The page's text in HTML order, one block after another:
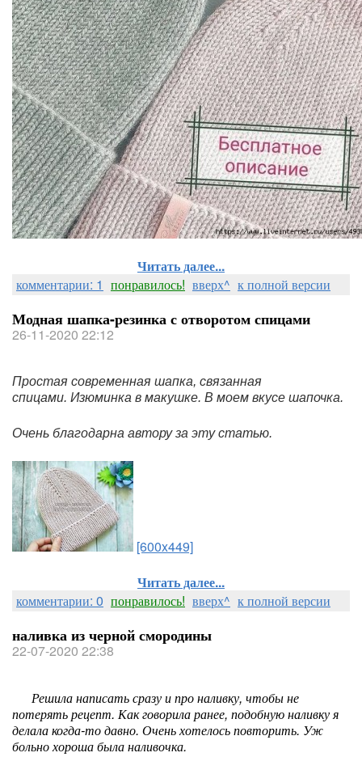
Читать далее...
комментарии: 1 понравилось! вверх^ к полной версии
Модная шапка-резинка с отворотом спицами
26-11-2020 22:12
Простая современная шапка, связанная
спицами. Изюминка в макушке. В моем вкусе шапочка.
Очень благодарна автору за эту статью.
[600x449]
Читать далее...
комментарии: 0 понравилось! вверх^ к полной версии
наливка из черной смородины
22-07-2020 22:38
Решила написать сразу и про наливку, чтобы не
потерять рецепт. Как говорила ранее, подобную наливку я
делала когда-то давно. Очень хотелось повторить. Уж
больно хороша была наливочка.